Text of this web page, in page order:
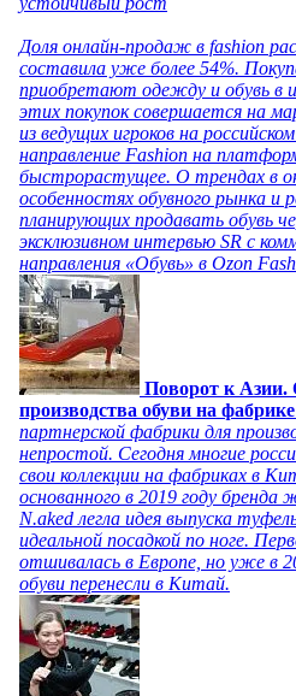
Доля онлайн-продаж в fashion
составила уже более 54%.
приобретают одежду и обувь в
этих покупок совершается на
из ведущих игроков на
направление Fashion на
быстрорастущее. О трендах в
особенностях обувного рынка и
планирующих продавать обувь
эксклюзивном интервью SR с
направления «Обувь» в Ozon
Поворот к Азии.
производства обуви на
партнерской фабрики для
непростой. Сегодня многие
свои коллекции на фабриках в
основанного в 2019 году бренда
N.aked легла идея выпуска
идеальной посадкой по ноге.
отшивалась в Европе, но уже в
обуви перенесли в Китай.